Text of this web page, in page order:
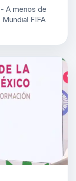
A menos de
FIFA